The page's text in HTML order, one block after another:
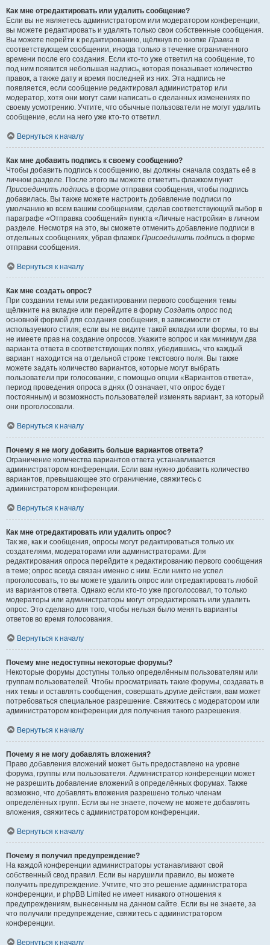
Как мне отредактировать или удалить сообщение?
Если вы не являетесь администратором или модератором конференции,
вы можете редактировать и удалять только свои собственные сообщения.
Вы можете перейти к редактированию, щёлкнув по кнопке Правка в
соответствующем сообщении, иногда только в течение ограниченного
времени после его создания. Если кто-то уже ответил на сообщение, то
под ним появится небольшая надпись, которая показывает количество
правок, а также дату и время последней из них. Эта надпись не
появляется, если сообщение редактировал администратор или
модератор, хотя они могут сами написать о сделанных изменениях по
своему усмотрению. Учтите, что обычные пользователи не могут удалить
сообщение, если на него уже кто-то ответил.
Вернуться к началу
Как мне добавить подпись к своему сообщению?
Чтобы добавить подпись к сообщению, вы должны сначала создать её в
личном разделе. После этого вы можете отметить флажком пункт
Присоединить подпись в форме отправки сообщения, чтобы подпись
добавилась. Вы также можете настроить добавление подписи по
умолчанию ко всем вашим сообщениям, сделав соответствующий выбор в
параграфе «Отправка сообщений» пункта «Личные настройки» в личном
разделе. Несмотря на это, вы сможете отменить добавление подписи в
отдельных сообщениях, убрав флажок Присоединить подпись в форме
отправки сообщения.
Вернуться к началу
Как мне создать опрос?
При создании темы или редактировании первого сообщения темы
щёлкните на вкладке или перейдите в форму Создать опрос под
основной формой для создания сообщения, в зависимости от
используемого стиля; если вы не видите такой вкладки или формы, то вы
не имеете прав на создание опросов. Укажите вопрос и как минимум два
варианта ответа в соответствующих полях, убедившись, что каждый
вариант находится на отдельной строке текстового поля. Вы также
можете задать количество вариантов, которые могут выбрать
пользователи при голосовании, с помощью опции «Вариантов ответа»,
период проведения опроса в днях (0 означает, что опрос будет
постоянным) и возможность пользователей изменять вариант, за который
они проголосовали.
Вернуться к началу
Почему я не могу добавить больше вариантов ответа?
Ограничение количества вариантов ответа устанавливается
администратором конференции. Если вам нужно добавить количество
вариантов, превышающее это ограничение, свяжитесь с
администратором конференции.
Вернуться к началу
Как мне отредактировать или удалить опрос?
Так же, как и сообщения, опросы могут редактироваться только их
создателями, модераторами или администраторами. Для
редактирования опроса перейдите к редактированию первого сообщения
в теме; опрос всегда связан именно с ним. Если никто не успел
проголосовать, то вы можете удалить опрос или отредактировать любой
из вариантов ответа. Однако если кто-то уже проголосовал, то только
модераторы или администраторы могут отредактировать или удалить
опрос. Это сделано для того, чтобы нельзя было менять варианты
ответов во время голосования.
Вернуться к началу
Почему мне недоступны некоторые форумы?
Некоторые форумы доступны только определённым пользователям или
группам пользователей. Чтобы просматривать такие форумы, создавать в
них темы и оставлять сообщения, совершать другие действия, вам может
потребоваться специальное разрешение. Свяжитесь с модератором или
администратором конференции для получения такого разрешения.
Вернуться к началу
Почему я не могу добавлять вложения?
Право добавления вложений может быть предоставлено на уровне
форума, группы или пользователя. Администратор конференции может
не разрешить добавление вложений в определённых форумах. Также
возможно, что добавлять вложения разрешено только членам
определённых групп. Если вы не знаете, почему не можете добавлять
вложения, свяжитесь с администратором конференции.
Вернуться к началу
Почему я получил предупреждение?
На каждой конференции администраторы устанавливают свой
собственный свод правил. Если вы нарушили правило, вы можете
получить предупреждение. Учтите, что это решение администратора
конференции, и phpBB Limited не имеет никакого отношения к
предупреждениям, вынесенным на данном сайте. Если вы не знаете, за
что получили предупреждение, свяжитесь с администратором
конференции.
Вернуться к началу